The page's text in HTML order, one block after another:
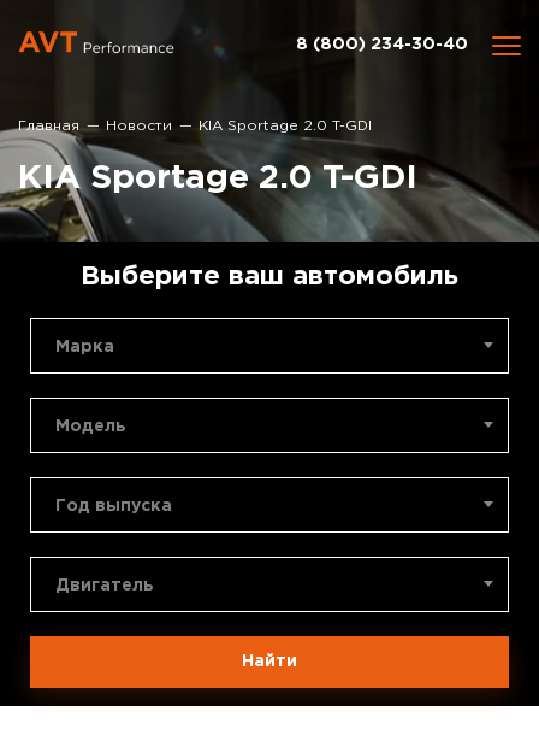
8 (800) 234-30-40
Главная Новости KIA Sportage 2.0 T-GDI
KIA Sportage 2.0 T-GDI
Выберите ваш автомобиль
Марка
Модель
Год выпуска
Двигатель
Найти